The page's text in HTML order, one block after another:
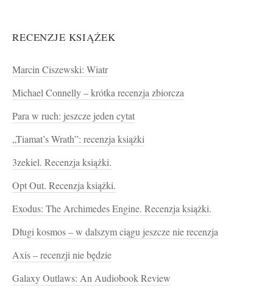
RECENZJE KSIĄŻEK
Marcin Ciszewski: Wiatr
Michael Connelly – krótka recenzja zbiorcza
Para w ruch: jeszcze jeden cytat
„Tiamat’s Wrath”: recenzja książki
3zekiel. Recenzja książki.
Opt Out. Recenzja książki.
Exodus: The Archimedes Engine. Recenzja książki.
Długi kosmos – w dalszym ciągu jeszcze nie recenzja
Axis – recenzji nie będzie
Galaxy Outlaws: An Audiobook Review